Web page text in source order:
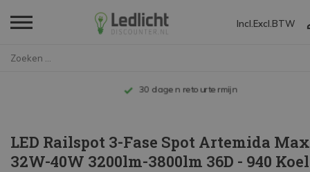
Incl. Excl. BTW
Tot 10 jaar garantie
LED Railspot 3-Fase Spot Artemida
32W-40W 3200lm-3800lm 36D - 940